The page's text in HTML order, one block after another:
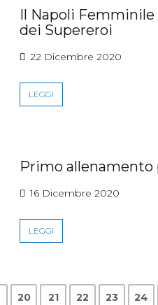
Il Napoli Femminile
dei Supereroi
22 Dicembre 2020
LEGGI
Primo
16 Dicembre 2020
LEGGI
20 21 22 23 24